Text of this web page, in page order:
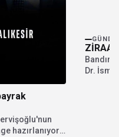
hazırlanıyor.
Dr.